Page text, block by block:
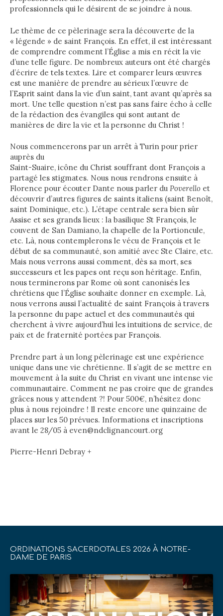
professionnels qui le désirent de se joindre à nous.
Le thème de ce pèlerinage sera la découverte de la
« légende » de saint François. En effet, il est intéressant
de comprendre comment l’Église a mis en récit la vie
d’une telle figure. De nombreux auteurs ont été chargés
d’écrire de tels textes. Lire et comparer leurs œuvres
est une manière de prendre au sérieux l’œuvre de
l’Esprit saint dans la vie d’un saint, tant avant qu’après sa
mort. Une telle question n’est pas sans faire écho à celle
de la rédaction des évangiles qui sont autant de
manières de dire la vie et la personne du Christ !
Nous commencerons par un arrêt à Turin pour prier
auprès du
Saint-Suaire, icône du Christ souffrant dont François a
partagé les stigmates. Nous nous rendrons ensuite à
Florence pour écouter Dante nous parler du Poverello et
découvrir d’autres figures de saints italiens (saint Benoît,
saint Dominique, etc.). L’étape centrale sera bien sûr
Assise et ses grands lieux : la basilique St François, le
couvent de San Damiano, la chapelle de la Portioncule,
etc. Là, nous contemplerons le vécu de François et le
début de sa communauté, son amitié avec Ste Claire, etc.
Mais nous verrons aussi comment, dès sa mort, ses
successeurs et les papes ont reçu son héritage. Enfin,
nous terminerons par Rome où sont canonisés les
chrétiens que l’Église souhaite donner en exemple. Là,
nous verrons aussi l’actualité de saint François à travers
la personne du pape actuel et des communautés qui
cherchent à vivre aujourd’hui les intuitions de service, de
paix et de fraternité portées par François.
Prendre part à un long pèlerinage est une expérience
unique dans une vie chrétienne. Il s’agit de se mettre en
mouvement à la suite du Christ en vivant une intense vie
communautaire. Comment ne pas croire que de grandes
grâces nous y attendent ?! Pour 500€, n’hésitez donc
plus à nous rejoindre ! Il reste encore une quinzaine de
places sur les 50 prévues. Informations et inscriptions
avant le 28/05 à even@ndclignancourt.org
Pierre-Henri Debray +
ORDINATIONS SACERDOTALES 2026 À NOTRE-
DAME DE PARIS